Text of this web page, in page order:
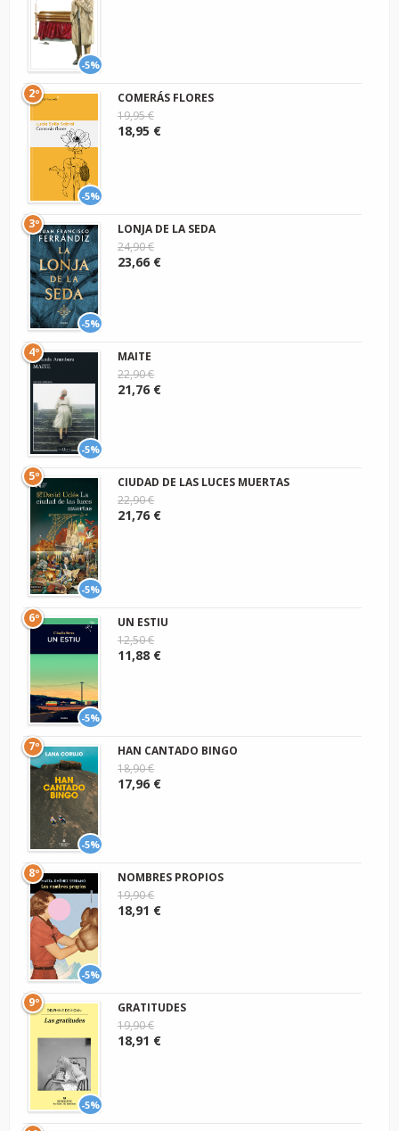
-5%
-5%
2º
COMERÁS FLORES
19,95 €
18,95 €
-5%
3º
LONJA DE LA SEDA
24,90 €
23,66 €
-5%
4º
MAITE
22,90 €
21,76 €
-5%
5º
CIUDAD DE LAS LUCES MUERTAS
22,90 €
21,76 €
-5%
6º
UN ESTIU
12,50 €
11,88 €
-5%
7º
HAN CANTADO BINGO
18,90 €
17,96 €
-5%
8º
NOMBRES PROPIOS
19,90 €
18,91 €
-5%
9º
GRATITUDES
19,90 €
18,91 €